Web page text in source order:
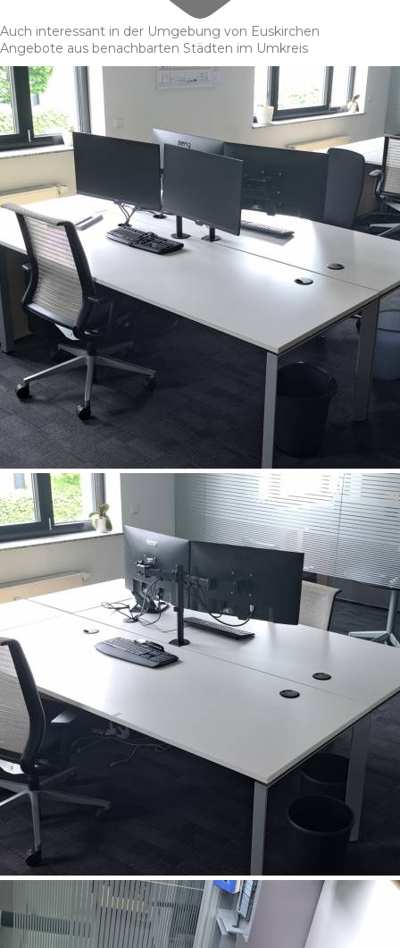
Auch interessant in der Umgebung von Euskirchen
Angebote aus benachbarten Städten im Umkreis